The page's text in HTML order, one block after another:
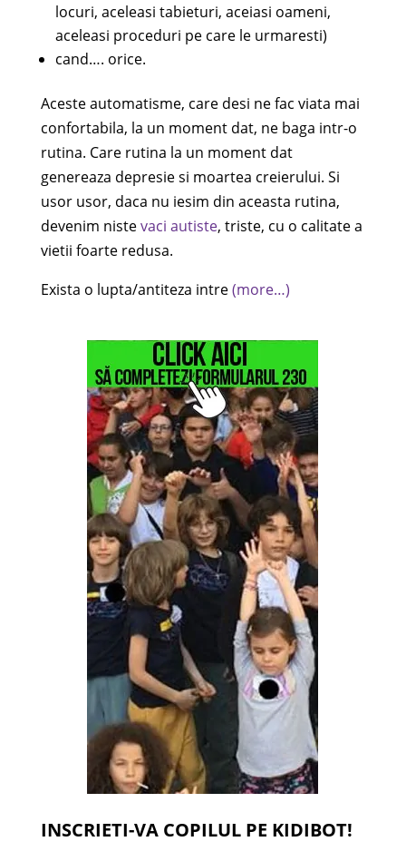
locuri, aceleasi tabieturi, aceiasi oameni,
aceleasi proceduri pe care le urmaresti)
cand…. orice.
Aceste automatisme, care desi ne fac viata mai
confortabila, la un moment dat, ne baga intr-o
rutina. Care rutina la un moment dat
genereaza depresie si moartea creierului. Si
usor usor, daca nu iesim din aceasta rutina,
devenim nistevaci autiste, triste, cu o calitate a
vietii foarte redusa.
Exista o lupta/antiteza intre(more…)
INSCRIETI-VA COPILUL PE KIDIBOT!